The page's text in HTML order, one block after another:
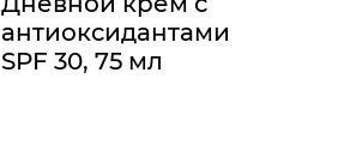
антиоксидантами
SPF 30, 75 мл